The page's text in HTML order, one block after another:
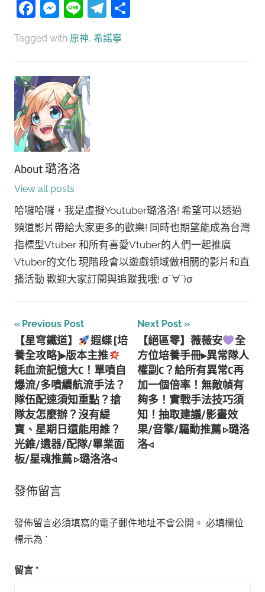
Facebook
Messenger
LineTelegram
Tagged with 原神, 希諾寧
About璐洛洛
View all posts
哈囉哈囉，我是虛擬Youtuber璐洛洛! 希望可以透過
頻道影片帶給大家更多的歡樂! 同時也期望能成為台灣
指標型Vtuber 和所有喜愛Vtuber的人們一起推廣
Vtuber的文化 現階段會以遊戲領域做相關的影片和直
播活動 歡迎大家訂閱與追蹤我哦! σ`∀´)σ
文
章
導
覽
Previous Post
【星穹鐵道】
遐蝶 [培
養全攻略]▸版本主推
耗血流記憶大C！單噴自
爆流/多噴續航流手法？
隊伍配速須知重點？搶
隊友怎麼辦？沒有緹
寶、星期日還能用誰？
光錐/遺器/配隊/畢業面
板/星魂推薦 ▹璐洛洛◃
Next Post
【絕區零】薇薇安
全
方位培養手冊▸異常隊人
權副C？給所有異常C再
加一個倍率！無敵幀有
夠多！實戰手法技巧須
知！抽取建議/影畫效
果/音擎/驅動推薦 ▹璐洛
洛◃
發佈留言
發佈留言必須填寫的電子郵件地址不會公開。 必填欄位
標示為 *
留言 *